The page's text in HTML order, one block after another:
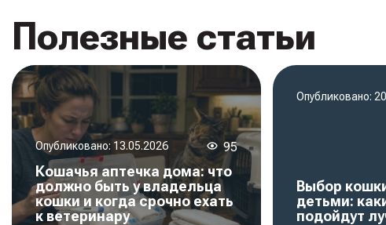
Полезные статьи
Опубликовано: 13.05.2026 95
Кошачья аптечка дома: что
должно быть у владельца
кошки и когда срочно ехать
к ветеринару
Опубликовано:
Выбор
детьми:
подойдут